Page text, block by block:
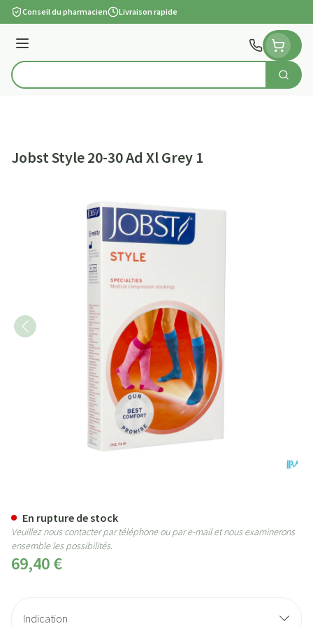
Aller au contenu
Conseil du pharmacien Livraison rapide
Menu
Rechercher
Jobst Style 20-30 Ad Xl Grey 1
69,40 €
En rupture de stock
Veuillez nous contacter par téléphone ou par e-mail et nous examinerons
ensemble les possibilités.
Indication